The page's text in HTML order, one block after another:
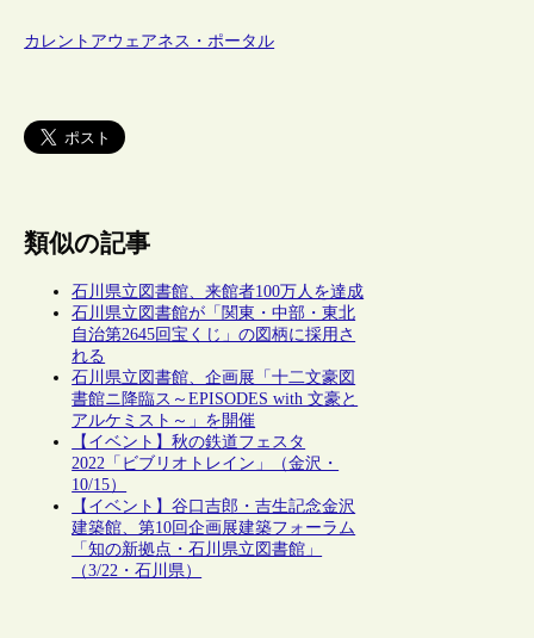
カレントアウェアネス・ポータル
類似の記事
石川県立図書館、来館者100万人を達成
石川県立図書館が「関東・中部・東北
自治第2645回宝くじ」の図柄に採用さ
れる
石川県立図書館、企画展「十二文豪図
書館ニ降臨ス～EPISODES with 文豪と
アルケミスト～」を開催
【イベント】秋の鉄道フェスタ
2022「ビブリオトレイン」（金沢・
10/15）
【イベント】谷口吉郎・吉生記念金沢
建築館、第10回企画展建築フォーラム
「知の新拠点・石川県立図書館」
（3/22・石川県）